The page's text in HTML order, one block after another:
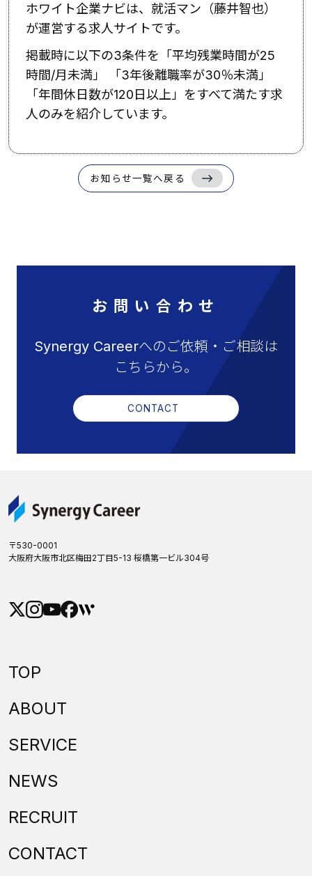
ホワイト企業ナビは、就活マン（藤井智也）
が運営する求人サイトです。
掲載時に以下の3条件を「平均残業時間が25
時間/月未満」 「3年後離職率が30％未満」
「年間休日数が120日以上」をすべて満たす求
人のみを紹介しています。
お知らせ一覧へ戻る
お問い合わせ
Synergy Careerへのご依頼・ご相談は
こちらから。
CONTACT
〒530-0001
大阪府大阪市北区梅田2丁目5-13 桜橋第一ビル304号
TOP
ABOUT
SERVICE
NEWS
RECRUIT
CONTACT